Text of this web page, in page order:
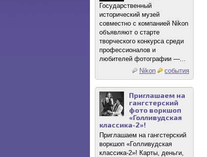
Государственный
исторический музей
совместно с компанией Nikon
объявляют о старте
творческого конкурса среди
профессионалов и
любителей фотографии —...
Nikon
события
Приглашаем на
гангстерский
фото воркшоп
«Голливудская
классика-2»!
Приглашаем на гангстерский
воркшоп «Голливудская
классика-2»! Карты, деньги,